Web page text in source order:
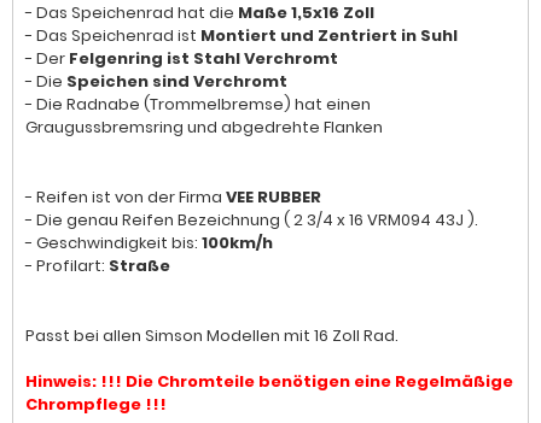
- Das Speichenrad hat die Maße 1,5x16 Zoll
- Das Speichenrad ist Montiert und Zentriert in Suhl
- Der Felgenring ist Stahl Verchromt
- Die Speichen sind Verchromt
- Die Radnabe (Trommelbremse) hat einen
Graugussbremsring und abgedrehte Flanken
- Reifen ist von der Firma VEE RUBBER
- Die genau Reifen Bezeichnung ( 2 3/4 x 16 VRM094 43J ).
- Geschwindigkeit bis: 100km/h
- Profilart: Straße
Passt bei allen Simson Modellen mit 16 Zoll Rad.
Hinweis: !!! Die Chromteile benötigen eine Regelmäßige
Chrompflege !!!